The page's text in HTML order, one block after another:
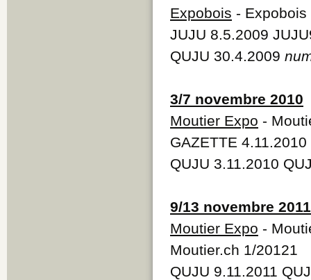
Expobois - Expobois
JUJU 8.5.2009
QUJU 30.4.2009
3/7 novembre 2010
Moutier Expo -
GAZETTE
QUJU 3.11.2010
9/13 novembre 2011
Moutier Expo -
Moutier.ch 1/20121
QUJU 9.11.2011